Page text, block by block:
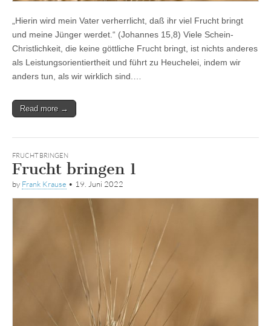
„Hierin wird mein Vater verherrlicht, daß ihr viel Frucht bringt
und meine Jünger werdet.“ (Johannes 15,8) Viele Schein-
Christlichkeit, die keine göttliche Frucht bringt, ist nichts anderes
als Leistungsorientiertheit und führt zu Heuchelei, indem wir
anders tun, als wir wirklich sind.…
Read more →
FRUCHT BRINGEN
Frucht bringen 1
by Frank Krause • 19. Juni 2022